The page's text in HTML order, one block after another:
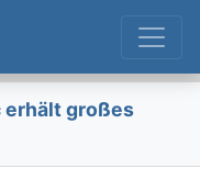
erhält großes